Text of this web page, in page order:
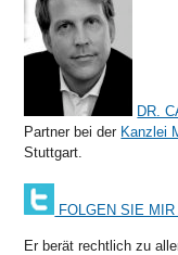
DR.
Partner bei der Kanzlei
Stuttgart.
FOLGEN SIE
Er berät rechtlich zu